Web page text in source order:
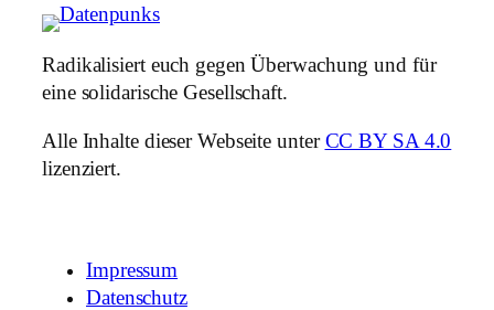
Radikalisiert euch gegen Überwachung und für
eine solidarische Gesellschaft.
Alle Inhalte dieser Webseite unter CC BY SA 4.0
lizenziert.
Impressum
Datenschutz